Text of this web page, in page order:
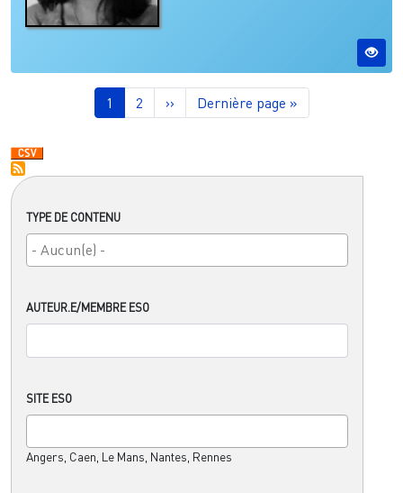
TYPE DE CONTENU
AUTEUR.E/MEMBRE ESO
SITE ESO
Angers, Caen, Le Mans, Nantes, Rennes
Pagination
Page courante
1 Page
2 Page suivante
›› Dernière page
Dernière page »